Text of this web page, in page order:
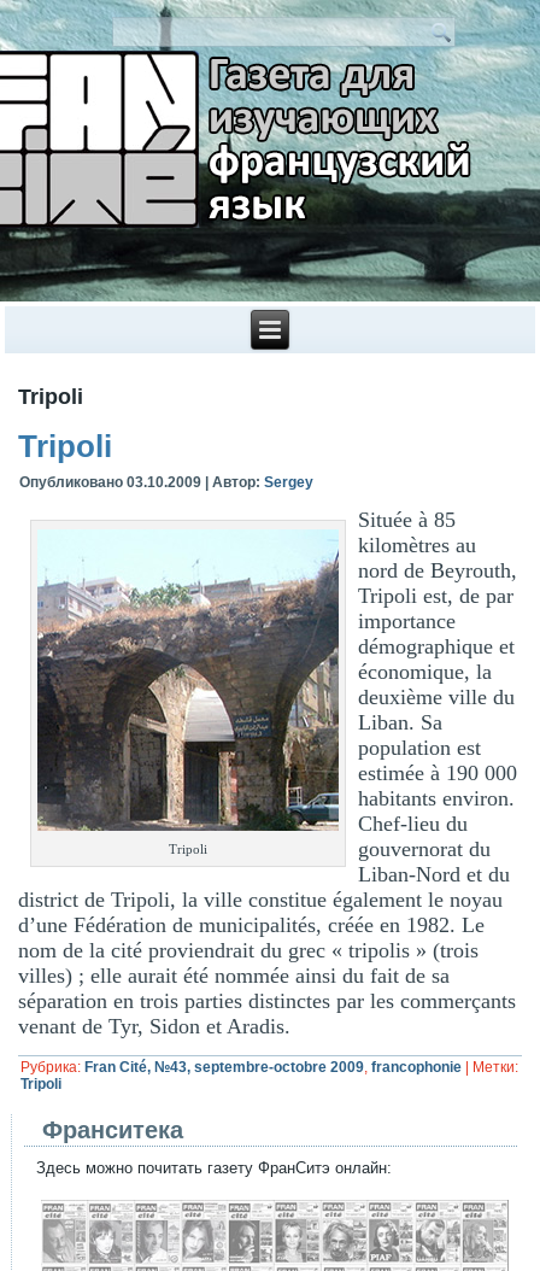
Tripoli
Tripoli
Опубликовано 03.10.2009 |Автор: Sergey
Tripoli
Située à 85
kilomètres au
nord de Beyrouth,
Tripoli est, de par
importance
démographique et
économique, la
deuxième ville du
Liban. Sa
population est
estimée à 190 000
habitants environ.
Chef-lieu du
gouvernorat du
Liban-Nord et du
district de Tripoli, la ville constitue également le noyau
d’une Fédération de municipalités, créée en 1982. Le
nom de la cité proviendrait du grec « tripolis » (trois
villes) ; elle aurait été nommée ainsi du fait de sa
séparation en trois parties distinctes par les commerçants
venant de Tyr, Sidon et Aradis.
Рубрика: Fran Cité, №43, septembre-octobre 2009,francophonie
Метки:
Tripoli
Франситека
Здесь можно почитать газету ФранСитэ онлайн: